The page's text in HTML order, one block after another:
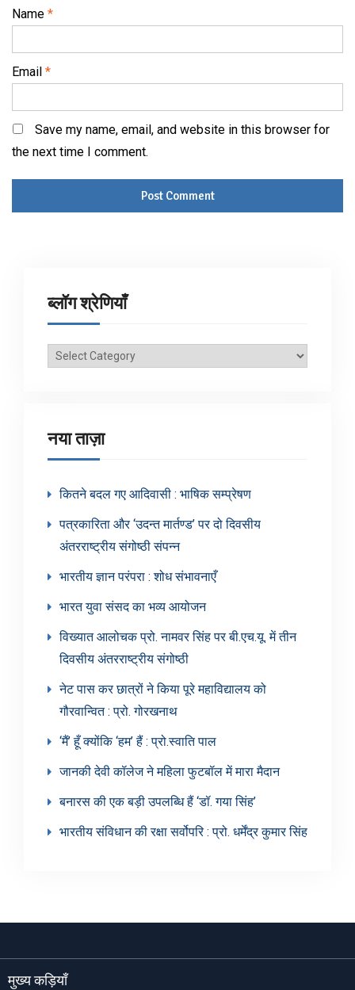
Name *
Email *
Save my name, email, and website in this browser for
the next time I comment.
ब्लॉग श्रेणियाँ
ब्लॉग
नया ताज़ा
कितने बदल गए आदिवासी : भाषिक सम्प्रेषण
पत्रकारिता और ‘उदन्त मार्तण्ड’ पर दो दिवसीय
अंतरराष्ट्रीय संगोष्ठी संपन्न
भारतीय ज्ञान परंपरा : शोध संभावनाएँ
भारत युवा संसद का भव्य आयोजन
विख्यात आलोचक प्रो. नामवर सिंह पर बी.एच.यू. में तीन
दिवसीय अंतरराष्ट्रीय संगोष्ठी
नेट पास कर छात्रों ने किया पूरे महाविद्यालय को
गौरवान्वित : प्रो. गोरखनाथ
‘मैं’ हूँ क्योंकि ‘हम’ हैं : प्रो.स्वाति पाल
जानकी देवी कॉलेज ने महिला फुटबॉल में मारा मैदान
बनारस की एक बड़ी उपलब्धि हैं ‘डॉ. गया सिंह’
भारतीय संविधान की रक्षा सर्वोपरि : प्रो. धर्मेंद्र कुमार सिंह
मुख्य कड़ियाँ